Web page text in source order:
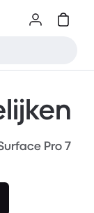
Pro 7